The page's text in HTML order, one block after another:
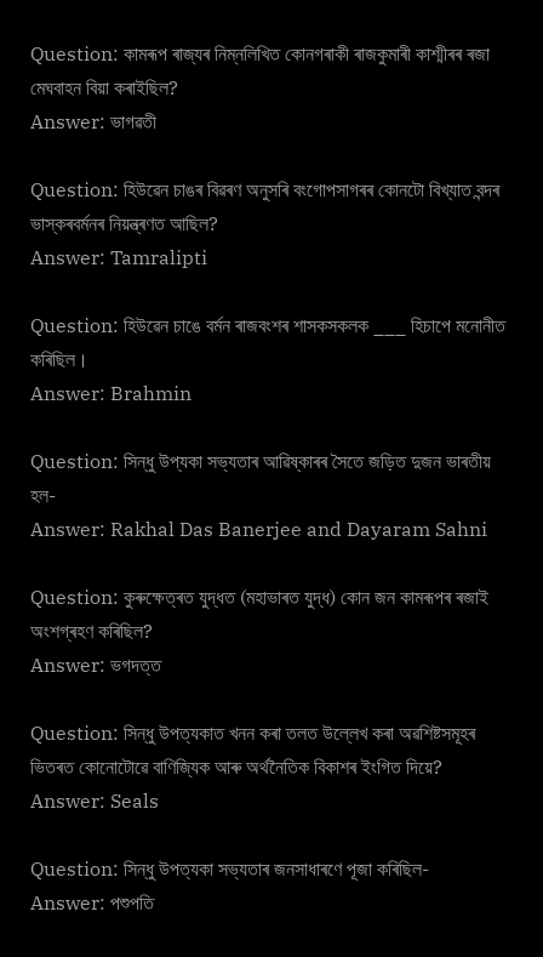
Question: কামৰূপ ৰাজ্যৰ নিম্নলিখিত কোনগৰাকী ৰাজকুমাৰী কাশ্মীৰৰ ৰজা
মেঘবাহন বিয়া কৰাইছিল?
Answer: ভাগৱতী
Question: হিউৱেন চাঙৰ বিৱৰণ অনুসৰি বংগোপসাগৰৰ কোনটো বিখ্যাত বন্দৰ
ভাস্কৰবৰ্মনৰ নিয়ন্ত্ৰণত আছিল?
Answer: Tamralipti
Question: হিউৱেন চাঙে বৰ্মন ৰাজবংশৰ শাসকসকলক ___ হিচাপে মনোনীত
কৰিছিল।
Answer: Brahmin
Question: সিন্ধু উপ্যকা সভ্যতাৰ আৱিষ্কাৰৰ সৈতে জড়িত দুজন ভাৰতীয়
হল-
Answer: Rakhal Das Banerjee and Dayaram Sahni
Question: কুৰুক্ষেত্ৰত যুদ্ধত (মহাভাৰত যুদ্ধ) কোন জন কামৰূপৰ ৰজাই
অংশগ্ৰহণ কৰিছিল?
Answer: ভগদত্ত
Question: সিন্ধু উপত্যকাত খনন কৰা তলত উল্লেখ কৰা অৱশিষ্টসমূহৰ
ভিতৰত কোনোটোৱে বাণিজ্যিক আৰু অৰ্থনৈতিক বিকাশৰ ইংগিত দিয়ে?
Answer: Seals
Question: সিন্ধু উপত্যকা সভ্যতাৰ জনসাধাৰণে পূজা কৰিছিল-
Answer: পশুপতি